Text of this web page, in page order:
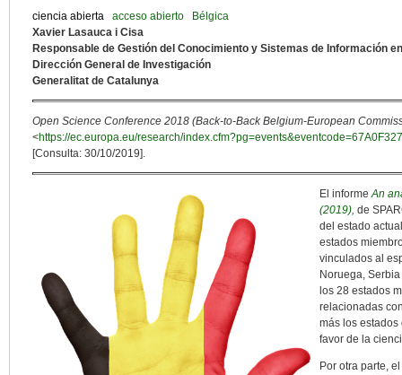
ciencia abierta acceso abierto
Bélgica
Xavier Lasauca i Cisa
Responsable de Gestión del Conocimiento y Sistemas de Información
Dirección General de Investigación
Generalitat de Catalunya
Open Science Conference 2018 (Back-to-Back Belgium-European
<https://ec.europa.eu/research/
[Consulta: 30/10/2019].
El informeAn
(2019), de
del estado
estados
vinculados al
Noruega,
los 28 estados
relacionadas
más los
favor de la
Por otra parte,